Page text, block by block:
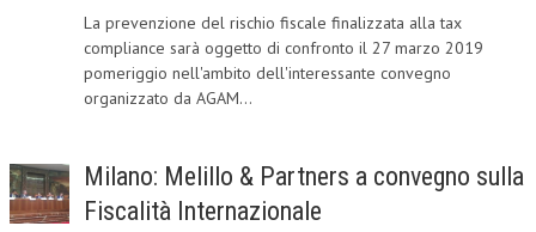
La prevenzione del rischio fiscale finalizzata alla tax
compliance sarà oggetto di confronto il 27 marzo 2019
pomeriggio nell'ambito dell'interessante convegno
organizzato da AGAM...
Milano: Melillo & Partners a convegno sulla
Fiscalità Internazionale